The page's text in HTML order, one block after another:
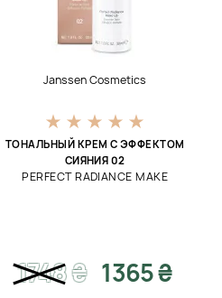
Janssen Cosmetics
ТОНАЛЬНЫЙ КРЕМ С ЭФФЕКТОМ
СИЯНИЯ 02
PERFECT RADIANCE MAKE
1748₴ 1365 ₴